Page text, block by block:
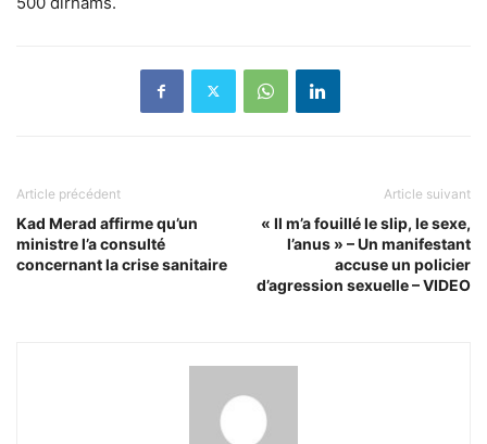
Article précédent
Kad Merad affirme qu’un
ministre l’a consulté
concernant la crise sanitaire
Article suivant
« Il m’a fouillé le slip, le sexe,
l’anus » – Un manifestant
accuse un policier
d’agression sexuelle – VIDEO